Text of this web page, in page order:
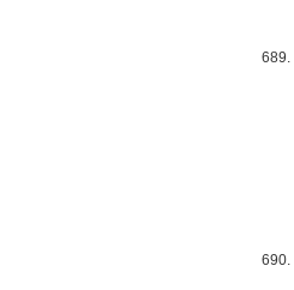
689.
690.